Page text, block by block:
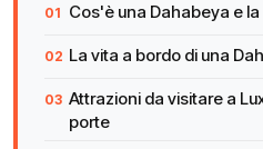
Cos'è una Dahabeya e
La vita a bordo di una
Attrazioni da visitare a
porte